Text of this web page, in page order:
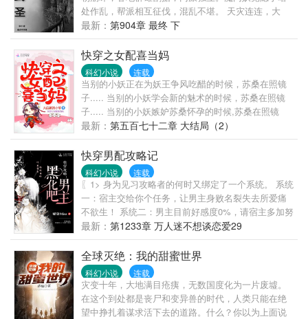
酒：“嘿嘿嘿，宿主发现了啊！”男人迈步向苏墨走来，
低声说道：“墨儿，每一个世界做的事为师都记得哦！”
处作乱，帮派相互征伐，混乱不堪。 天灾连连，大
旱，酷寒，暴雨，虫灾，人民苦苦挣扎，渴求希望与
救赎。 大乱之中，各门各派纷纷出世，争夺资源地
盘，建立独属于自己的统治。 有野心者试图席卷天
下，建立王朝，也有大义者，意图挽救苍生，重建家
园。 肌肉，武道，仙法，一位位武道极限强者，在传
说中获得了彷如仙佛名号。 魏合持有能突破境界的破
境珠，穿越乱世，一步步开创属于自己的传说。
最新： 第904章 最终 下
快穿之女配喜当妈
科幻小说 连载
当别的小妖正在为妖王争风吃醋的时候，苏桑在照镜
子..... 当别的小妖学会新的魅术的时候，苏桑在照镜
子..... 当别的小妖嫉妒苏桑怀孕的时候,苏桑在照镜
子..... 当妖王要册封妖后的时候，苏桑在照镜子..... 终
于，作为妖界第一美人的苏桑当上了妖后，但是因为
太过于招仇恨，再加上只会照镜子，所以被蛇妖干掉
了，一命呜呼。 苏桑：“今生最大的遗憾，就是不能轻
吻我这张倾国倾城的脸，你看，多美。” 君煌：“爱
妃，我替你吻就好，乖，躺好。” 君蛋蛋：“妈咪，爹
地太不要脸了，哼，宝宝生气了，妈咪是宝宝的。” 因
为苏桑的世界里只有自己，所以蛋蛋生气了，蛋蛋就
把苏桑变丑了。 变丑了..... 变丑了.....
最新： 第五百七十二章 大结局（2）
快穿男配攻略记
科幻小说 连载
〖1> 身为见习攻略者的何时又绑定了一个系统。 系统
一：宿主交给你个任务，让男主身败名裂失去所爱痛
不欲生！ 系统二：男主目前好感度0%，请宿主多加努
力。 何时：这是要双管齐下？先爱后虐？ 后来，何时
成功的把男主逼疯了。 “苏明泽！我不需要你救！” “浥
轻尘，天道不容你，我就毁了它好不好？” “沈凉……
对不起……沈凉……” “……” 后来，何时积分满了准备
拍屁股走人的时候，已经疯了的男主跳了出来彻底囚
禁在了无尽位面之中。 男主：“今天你有没有爱上
我？” 何时：“麻烦滚远点。”
最新： 第1233章 万人迷不想谈恋爱29
全球灭绝：我的甜蜜世界
科幻小说 连载
灾变十年，大地满目疮痍，无数国度化为一片废墟。
在这个到处都是丧尸和变异兽的时代，人类只能在绝
望中挣扎着谋求活下去的道路。什么？你以为上面说